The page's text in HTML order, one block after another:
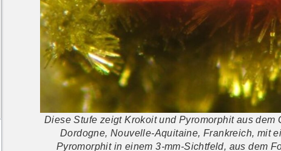
Diese Stufe zeigt Krokoit und Pyromorphit aus dem
Dordogne, Nouvelle-Aquitaine, Frankreich, mit
Pyromorphit in einem 3-mm-Sichtfeld, aus dem